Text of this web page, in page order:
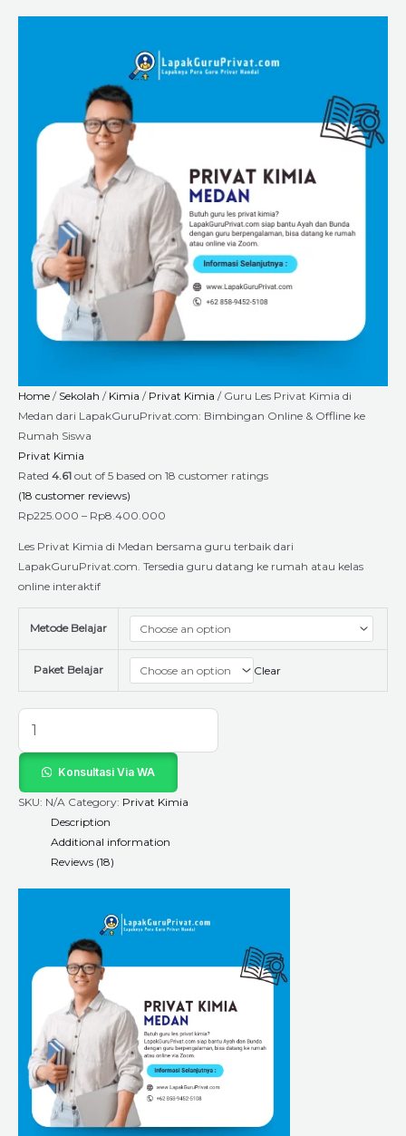
Home / Sekolah / Kimia / Privat Kimia / Guru Les Privat Kimia di
Medan dari LapakGuruPrivat.com: Bimbingan Online & Offline ke
Rumah Siswa
Privat Kimia
Rated 4.61 out of 5 based on 18 customer ratings
(18 customer reviews)
Rp225.000 – Rp8.400.000
through
Les Privat Kimia di Medan bersama guru terbaik dari
LapakGuruPrivat.com. Tersedia guru datang ke rumah atau kelas
online interaktif
Metode Belajar
Paket Belajar Clear
LapakGuruPrivat.com:
Rumah
Siswa
Konsultasi Via WA
SKU: N/A Category: Privat Kimia
Description
Additional information
Reviews (18)